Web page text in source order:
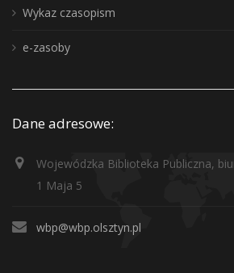
Wykaz czasopism
e-zasoby
Dane adresowe:
Wojewódzka Biblioteka Publiczna,
1 Maja 5
wbp@wbp.olsztyn.pl